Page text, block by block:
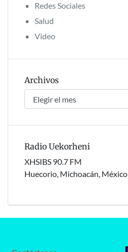
Redes Sociales
Salud
Video
Archivos
Archivos
Radio Uekorheni
XHSIBS 90.7 FM
Huecorio, Michoacán, México